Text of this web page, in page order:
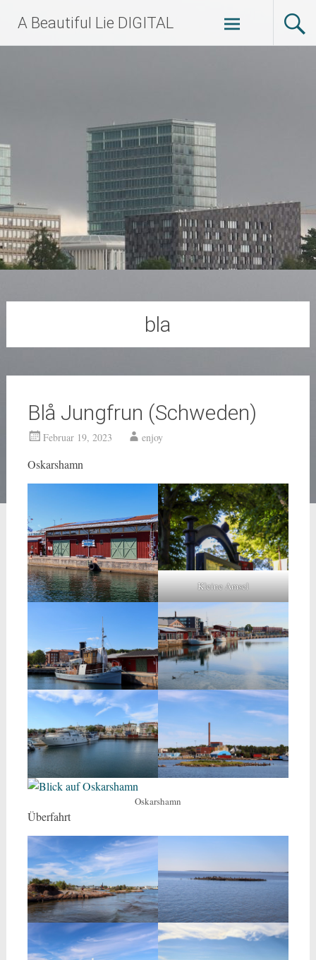
InhaltA Beautiful Lie DIGITAL
bla
Blå Jungfrun (Schweden)
Februar 19, 2023 enjoy
Oskarshamn
Kleine Amsel
Oskarshamn
Überfahrt